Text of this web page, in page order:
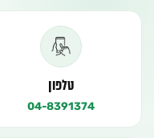
טלפון
04-8391374